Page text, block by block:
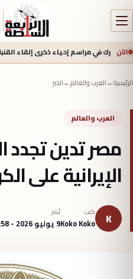
الآنمراسم إحياء ذكرى إلقاء القنبلة
الرئيسية←العرب والعالم←الخبر
العرب والعالم
مصر تدين تجدد
الإيرانية على
K كتب
Koko Koko
نُشر
9 يوليو 2026 - 12:58 م